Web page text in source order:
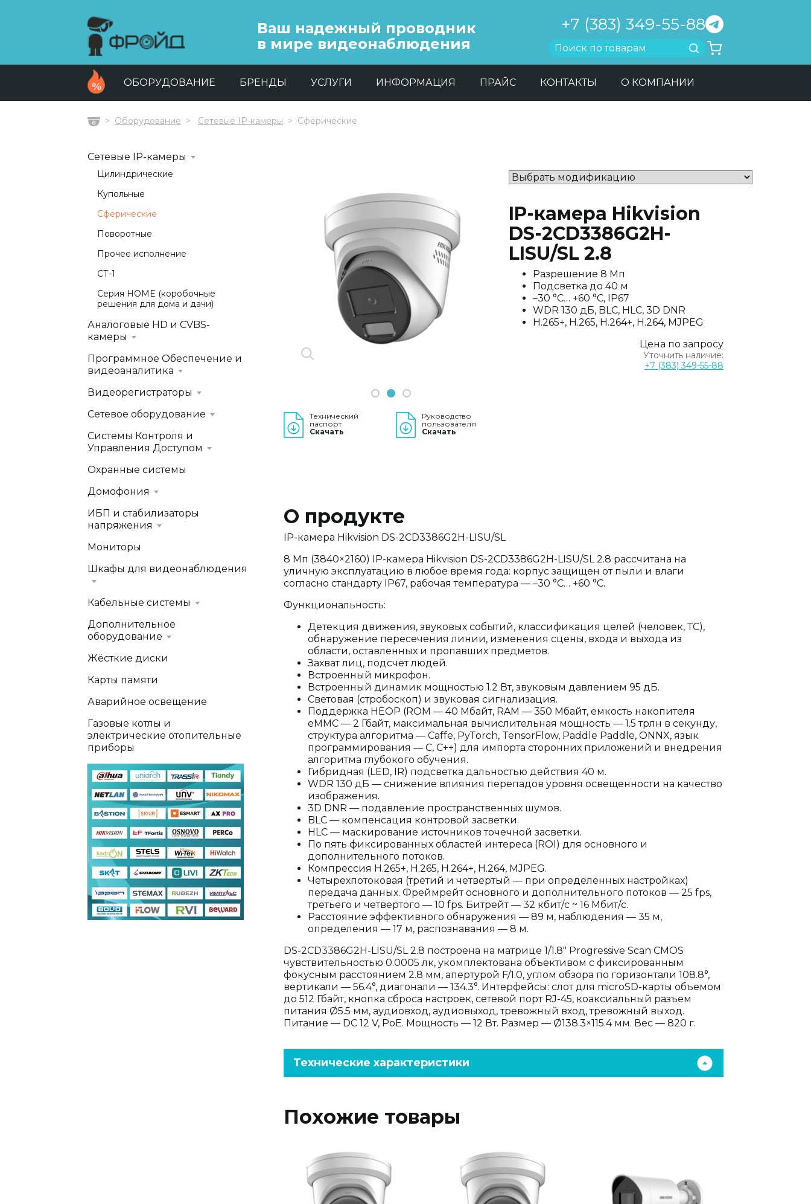
Ваш надежный проводник
в мире видеонаблюдения
+7 (383) 349-55-88
Найти
ОБОРУДОВАНИЕ БРЕНДЫ УСЛУГИ ИНФОРМАЦИЯ ПРАЙС КОНТАКТЫ О КОМПАНИИ
ГлавнаяОборудование Сетевые IP-камеры Сферические
Previous
1 2 3
Технический
паспорт
Скачать
Руководство
пользователя
Скачать
IP-камера Hikvision
DS-2CD3386G2H-
LISU/SL 2.8
Разрешение 8 Мп
Подсветка до 40 м
–30 °C… +60 °C, IP67
WDR 130 дБ, BLC, HLC, 3D DNR
H.265+, H.265, H.264+, H.264, MJPEG
Цена по запросу
Уточнить наличие:
+7 (383) 349-55-88
О продукте
IP-камера Hikvision DS-2CD3386G2H-LISU/SL
8 Мп (3840×2160) IP-камера Hikvision DS-2CD3386G2H-LISU/SL 2.8 рассчитана на
уличную эксплуатацию в любое время года: корпус защищен от пыли и влаги
согласно стандарту IP67, рабочая температура — –30 °C… +60 °C.
Функциональность:
Детекция движения, звуковых событий, классификация целей (человек, ТС),
обнаружение пересечения линии, изменения сцены, входа и выхода из
области, оставленных и пропавших предметов.
Захват лиц, подсчет людей.
Встроенный микрофон.
Встроенный динамик мощностью 1.2 Вт, звуковым давлением 95 дБ.
Световая (стробоскоп) и звуковая сигнализация.
Поддержка HEOP (ROM — 40 Мбайт, RAM — 350 Мбайт, емкость накопителя
eMMC — 2 Гбайт, максимальная вычислительная мощность — 1.5 трлн в секунду,
структура алгоритма — Caffe, PyTorch, TensorFlow, Paddle Paddle, ONNX, язык
программирования — C, C++) для импорта сторонних приложений и внедрения
алгоритма глубокого обучения.
Гибридная (LED, IR) подсветка дальностью действия 40 м.
WDR 130 дБ — снижение влияния перепадов уровня освещенности на качество
изображения.
3D DNR — подавление пространственных шумов.
BLC — компенсация контровой засветки.
HLC — маскирование источников точечной засветки.
По пять фиксированных областей интереса (ROI) для основного и
дополнительного потоков.
Компрессия H.265+, H.265, H.264+, H.264, MJPEG.
Четырехпотоковая (третий и четвертый — при определенных настройках)
передача данных. Фреймрейт основного и дополнительного потоков — 25 fps,
третьего и четвертого — 10 fps. Битрейт — 32 кбит/с ~ 16 Мбит/с.
Расстояние эффективного обнаружения — 89 м, наблюдения — 35 м,
определения — 17 м, распознавания — 8 м.
DS-2CD3386G2H-LISU/SL 2.8 построена на матрице 1/1.8" Progressive Scan CMOS
чувствительностью 0.0005 лк, укомплектована объективом с фиксированным
фокусным расстоянием 2.8 мм, апертурой F/1.0, углом обзора по горизонтали 108.8°,
вертикали — 56.4°, диагонали — 134.3°. Интерфейсы: слот для microSD-карты объемом
до 512 Гбайт, кнопка сброса настроек, сетевой порт RJ-45, коаксиальный разъем
питания Ø5.5 мм, аудиовход, аудиовыход, тревожный вход, тревожный выход.
Питание — DC 12 V, PoE. Мощность — 12 Вт. Размер — Ø138.3×115.4 мм. Вес — 820 г.
Технические характеристики
Похожие товары
Сетевые IP-камеры
Цилиндрические
Купольные
Сферические
Поворотные
Прочее исполнение
СТ-1
Серия HOME (коробочные
решения для дома и дачи)
Аналоговые HD и CVBS-
камеры
Программное Обеспечение и
видеоаналитика
Видеорегистраторы
Сетевое оборудование
Системы Контроля и
Управления Доступом
Охранные системы
Домофония
ИБП и стабилизаторы
напряжения
Мониторы
Шкафы для видеонаблюдения
Кабельные системы
Дополнительное
оборудование
Жёсткие диски
Карты памяти
Аварийное освещение
Газовые котлы и
электрические отопительные
приборы